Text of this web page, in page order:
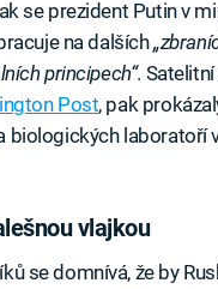
se prezident Putin v
na dalších
principech“.
Post, pak
biologických laboratoří
vlajkou
se domnívá, že by